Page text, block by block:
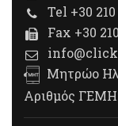
Tel +30
Fax +30
Μητρώο
Αριθμός ΓΕΜΗ: